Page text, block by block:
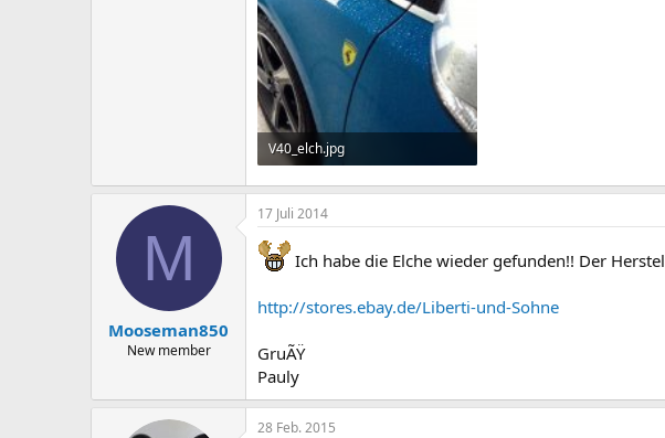
V40_elch.jpg
48,1 KB · Aufrufe: 20
M
Mooseman850
New member
17 Juli 2014
Ich habe die Elche wieder gefunden!! Der
http://stores.ebay.de/Liberti-und-Sohne
GruÃŸ
Pauly
28 Feb. 2015